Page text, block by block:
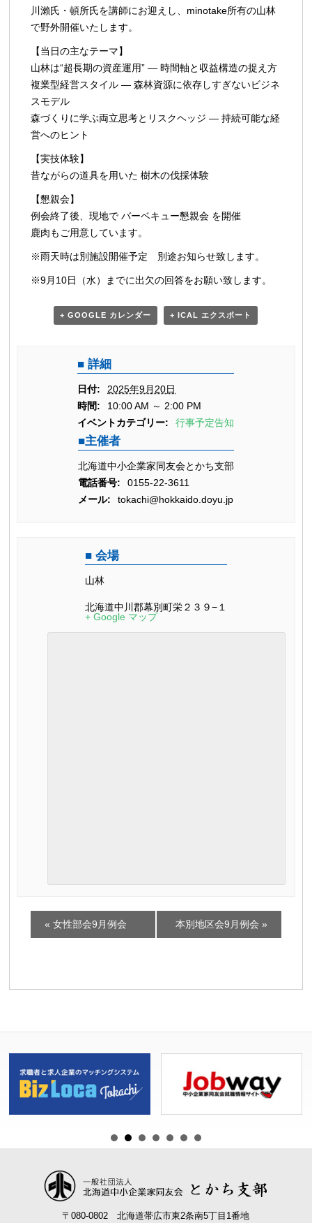
川瀨氏・頓所氏を講師にお迎えし、minotake所有の山林
で野外開催いたします。
【当日の主なテーマ】
山林は“超長期の資産運用” — 時間軸と収益構造の捉え方
複業型経営スタイル — 森林資源に依存しすぎないビジネ
スモデル
森づくりに学ぶ両立思考とリスクヘッジ — 持続可能な経
営へのヒント
【実技体験】
昔ながらの道具を用いた 樹木の伐採体験
【懇親会】
例会終了後、現地で バーベキュー懇親会 を開催
鹿肉もご用意しています。
※雨天時は別施設開催予定 別途お知らせ致します。
※9月10日（水）までに出欠の回答をお願い致します。
+ GOOGLE カレンダー + ICAL エクスポート
詳細
日付:
2025年9月20日
時間:
10:00 AM ～ 2:00 PM
イベントカテゴリー:
行事予定告知
主催者
北海道中小企業家同友会とかち支部
電話番号:
0155-22-3611
メール:
tokachi@hokkaido.doyu.jp
会場
山林
北海道中川郡幕別町栄２３９−１
+ Google マップ
ベ
ナ
ゲ
シ
ョ
ン
« 女性部会9月例会 本別地区会9月例会 »
〒080-0802 北海道帯広市東2条南5丁目1番地